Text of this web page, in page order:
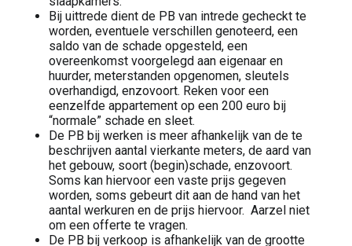
Bij uittrede dient de PB van intrede gecheckt te
worden, eventuele verschillen genoteerd, een
saldo van de schade opgesteld, een
overeenkomst voorgelegd aan eigenaar en
huurder, meterstanden opgenomen, sleutels
overhandigd, enzovoort. Reken voor een
eenzelfde appartement op een 200 euro bij
“normale” schade en sleet.
De PB bij werken is meer afhankelijk van de te
beschrijven aantal vierkante meters, de aard van
het gebouw, soort (begin)schade, enzovoort.
Soms kan hiervoor een vaste prijs gegeven
worden, soms gebeurt dit aan de hand van het
aantal werkuren en de prijs hiervoor. Aarzel niet
om een offerte te vragen.
De PB bij verkoop is afhankelijk van de grootte